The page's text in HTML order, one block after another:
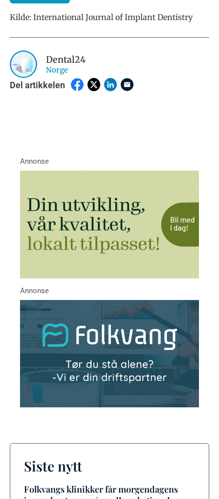
Kilde: International Journal of Implant Dentistry
Dental24
Norge
Del artikkelen
Siste nytt
Folkvangs klinikker får morgendagens